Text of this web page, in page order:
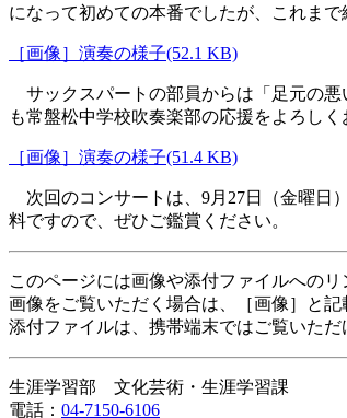
になって初めての本番でしたが、これま
［画像］演奏の様子(52.1 KB)
サックスパートの部員からは「足元の悪
も常盤松中学校吹奏楽部の応援をよろし
［画像］演奏の様子(51.4 KB)
次回のコンサートは、9月27日（金曜日
料ですので、ぜひご鑑賞ください。
このページには画像や添付ファイルへのリ
画像をご覧いただく場合は、［画像］と
添付ファイルは、携帯端末ではご覧いた
生涯学習部 文化芸術・生涯学習課
電話： 04-7150-6106